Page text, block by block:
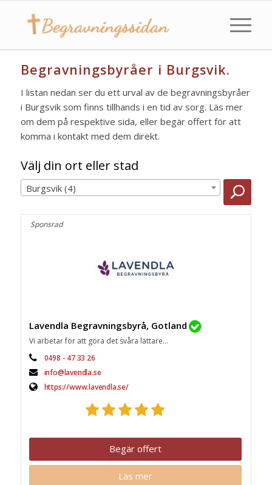
Begravningsbyråer i Burgsvik.
I listan nedan ser du ett urval av de begravningsbyråer
i Burgsvik som finns tillhands i en tid av sorg. Läs mer
om dem på respektive sida, eller begär offert för att
komma i kontakt med dem direkt.
Välj din ort eller stad
Burgsvik (4)
Sponsrad
Lavendla Begravningsbyrå, Gotland
Vi arbetar för att göra det svåra lättare...
0498 - 47 33 26
info@lavendla.se
https://www.lavendla.se/
Begär offert
Läs mer